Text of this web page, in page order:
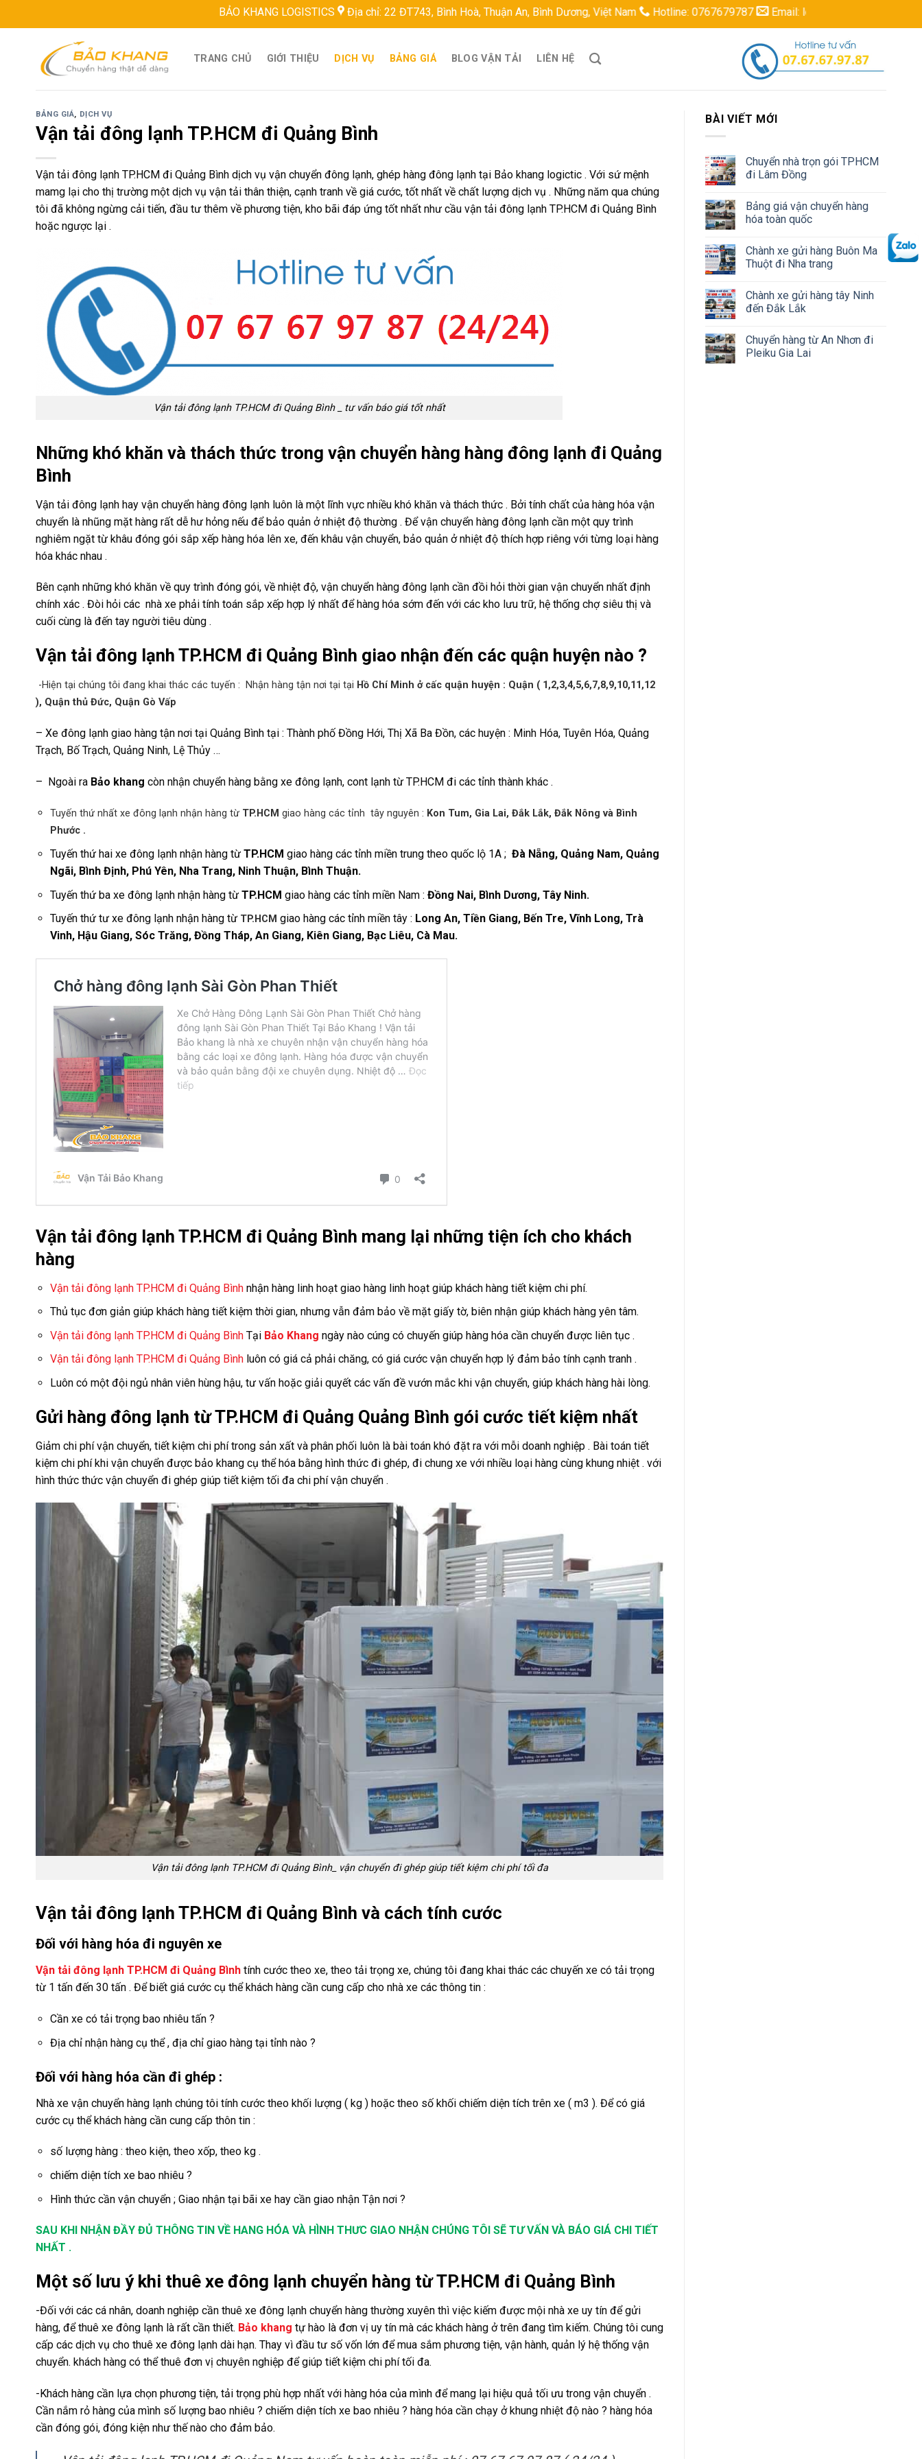
to
BẢO KHANG LOGISTICS Địa chỉ: 22 ĐT743, Bình Hoà, Thuận An, Bình Dương, Việt Nam Hotline: 0767679787 Email: logisticsbaokhang@gmail.com
TRANG CHỦ GIỚI THIỆU DỊCH VỤ BẢNG GIÁ BLOG VẬN TẢI LIÊN HỆ
BẢNG GIÁ, DỊCH VỤ
Vận tải đông lạnh TP.HCM đi Quảng Bình
Vận tải đông lạnh TP.HCM đi Quảng Bình dịch vụ vận chuyển đông lạnh, ghép hàng đông lạnh tại Bảo khang logictic . Với sứ mệnh
mamg lại cho thị trường một dịch vụ vận tải thân thiện, cạnh tranh về giá cước, tốt nhất về chất lượng dịch vụ . Những năm qua chúng
tôi đã không ngừng cải tiến, đầu tư thêm về phương tiện, kho bãi đáp ứng tốt nhất như cầu vận tải đông lạnh TP.HCM đi Quảng Bình
hoặc ngược lại .
Vận tải đông lạnh TP.HCM đi Quảng Bình _ tư vấn báo giá tốt nhất
Những khó khăn và thách thức trong vận chuyển hàng hàng đông lạnh đi Quảng
Bình
Vận tải đông lạnh hay vận chuyển hàng đông lạnh luôn là một lĩnh vực nhiều khó khăn và thách thức . Bởi tính chất của hàng hóa vận
chuyển là nhũng mặt hàng rất dễ hư hỏng nếu để bảo quản ở nhiệt độ thường . Để vận chuyển hàng đông lạnh cần một quy trình
nghiêm ngặt từ khâu đóng gói sắp xếp hàng hóa lên xe, đến khâu vận chuyển, bảo quản ở nhiệt độ thích hợp riêng với từng loại hàng
hóa khác nhau .
Bên cạnh những khó khăn về quy trình đóng gói, về nhiệt độ, vận chuyển hàng đông lạnh cần đồi hỏi thời gian vận chuyển nhất định
chính xác . Đòi hỏi các nhà xe phải tính toán sắp xếp hợp lý nhất để hàng hóa sớm đến với các kho lưu trữ, hệ thống chợ siêu thị và
cuối cùng là đến tay người tiêu dùng .
Vận tải đông lạnh TP.HCM đi Quảng Bình giao nhận đến các quận huyện nào ?
-Hiện tại chúng tôi đang khai thác các tuyến : Nhận hàng tận nơi tại tại Hồ Chí Minh ở cấc quận huyện : Quận ( 1,2,3,4,5,6,7,8,9,10,11,12
), Quận thủ Đức, Quận Gò Vấp
– Xe đông lạnh giao hàng tận nơi tại Quảng Bình tại : Thành phố Đồng Hới, Thị Xã Ba Đồn, các huyện : Minh Hóa, Tuyên Hóa, Quảng
Trạch, Bố Trạch, Quảng Ninh, Lệ Thủy …
– Ngoài ra Bảo khang còn nhận chuyển hàng bằng xe đông lạnh, cont lạnh từ TP.HCM đi các tỉnh thành khác .
Tuyến thứ nhất xe đông lạnh nhận hàng từ TP.HCM giao hàng các tỉnh tây nguyên : Kon Tum, Gia Lai, Đắk Lắk, Đắk Nông và Bình
Phước .
Tuyến thứ hai xe đông lạnh nhận hàng từ TP.HCM giao hàng các tỉnh miền trung theo quốc lộ 1A ;Đà Nẵng, Quảng Nam, Quảng
Ngãi, Bình Định, Phú Yên, Nha Trang, Ninh Thuận, Bình Thuận.
Tuyến thứ ba xe đông lạnh nhận hàng từ TP.HCM giao hàng các tỉnh miền Nam : Đồng Nai, Bình Dương, Tây Ninh.
Tuyến thứ tư xe đông lạnh nhận hàng từ TP.HCM giao hàng các tỉnh miền tây : Long An, Tiền Giang, Bến Tre, Vĩnh Long, Trà
Vinh, Hậu Giang, Sóc Trăng, Đồng Tháp, An Giang, Kiên Giang, Bạc Liêu, Cà Mau.
Vận tải đông lạnh TP.HCM đi Quảng Bình mang lại những tiện ích cho khách
hàng
Vận tải đông lạnh TP.HCM đi Quảng Bìnhnhận hàng linh hoạt giao hàng linh hoạt giúp khách hàng tiết kiệm chi phí.
Thủ tục đơn giản giúp khách hàng tiết kiệm thời gian, nhưng vẫn đảm bảo về mặt giấy tờ, biên nhận giúp khách hàng yên tâm.
Vận tải đông lạnh TP.HCM đi Quảng Bình Tại Bảo Khang ngày nào cúng có chuyến giúp hàng hóa cần chuyển được liên tục .
Vận tải đông lạnh TP.HCM đi Quảng Bìnhluôn có giá cả phải chăng, có giá cước vận chuyển hợp lý đảm bảo tính cạnh tranh .
Luôn có một đội ngủ nhân viên hùng hậu, tư vấn hoặc giải quyết các vấn đề vướn mắc khi vận chuyển, giúp khách hàng hài lòng.
Gửi hàng đông lạnh từ TP.HCM đi Quảng Quảng Bình gói cước tiết kiệm nhất
Giảm chi phí vận chuyển, tiết kiệm chi phí trong sản xất và phân phối luôn là bài toán khó đặt ra với mỗi doanh nghiệp . Bài toán tiết
kiệm chi phí khi vận chuyển được bảo khang cụ thể hóa bằng hình thức đi ghép, đi chung xe với nhiều loại hàng cùng khung nhiệt . với
hình thức thức vận chuyển đi ghép giúp tiết kiệm tối đa chi phí vận chuyển .
Vận tải đông lạnh TP.HCM đi Quảng Bình_ vận chuyển đi ghép giúp tiết kiệm chi phí tối đa
Vận tải đông lạnh TP.HCM đi Quảng Bình và cách tính cước
Đối với hàng hóa đi nguyên xe
Vận tải đông lạnh TP.HCM đi Quảng Bình tính cước theo xe, theo tải trọng xe, chúng tôi đang khai thác các chuyến xe có tải trọng
từ 1 tấn đến 30 tấn . Để biết giá cước cụ thể khách hàng cần cung cấp cho nhà xe các thông tin :
Cần xe có tải trọng bao nhiêu tấn ?
Địa chỉ nhận hàng cụ thể , địa chỉ giao hàng tại tỉnh nào ?
Đối với hàng hóa cần đi ghép :
Nhà xe vận chuyển hàng lạnh chúng tôi tính cước theo khối lượng ( kg ) hoặc theo số khối chiếm diện tích trên xe ( m3 ). Để có giá
cước cụ thể khách hàng cần cung cấp thôn tin :
số lượng hàng : theo kiện, theo xốp, theo kg .
chiếm diện tích xe bao nhiêu ?
Hình thức cần vận chuyển ; Giao nhận tại bãi xe hay cần giao nhận Tận nơi ?
SAU KHI NHẬN ĐẦY ĐỦ THÔNG TIN VỀ HANG HÓA VÀ HÌNH THƯC GIAO NHẬN CHÚNG TÔI SẼ TƯ VẤN VÀ BÁO GIÁ CHI TIẾT
NHẤT .
Một số lưu ý khi thuê xe đông lạnh chuyển hàng từ TP.HCM đi Quảng Bình
-Đối với các cá nhân, doanh nghiệp cần thuê xe đông lạnh chuyển hàng thường xuyên thì việc kiếm được mội nhà xe uy tín để gửi
hàng, để thuê xe đông lạnh là rất cần thiết. Bảo khang tự hào là đơn vị uy tín mà các khách hàng ở trên đang tìm kiếm. Chúng tôi cung
cấp các dịch vụ cho thuê xe đông lạnh dài hạn. Thay vì đầu tư số vốn lớn để mua sắm phương tiện, vận hành, quản lý hệ thống vận
chuyển. khách hàng có thể thuê đơn vị chuyên nghiệp để giúp tiết kiệm chi phí tối đa.
-Khách hàng cần lựa chọn phương tiện, tải trọng phù hợp nhất với hàng hóa của mình để mang lại hiệu quả tối ưu trong vận chuyển .
Cần nắm rỏ hàng của mình số lượng bao nhiêu ? chiếm diện tích xe bao nhiêu ? hàng hóa cần chạy ở khung nhiệt độ nào ? hàng hóa
cần đóng gói, đóng kiện như thế nào cho đảm bảo.
BÀI VIẾT MỚI
Chuyển nhà trọn gói TPHCM
đi Lâm Đồng
Bảng giá vận chuyển hàng
hóa toàn quốc
Chành xe gửi hàng Buôn Ma
Thuột đi Nha trang
Chành xe gửi hàng tây Ninh
đến Đắk Lắk
Chuyển hàng từ An Nhơn đi
Pleiku Gia Lai